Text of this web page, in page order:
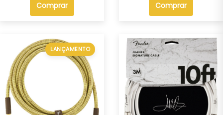
Comprar Comprar
LANÇAMENTO